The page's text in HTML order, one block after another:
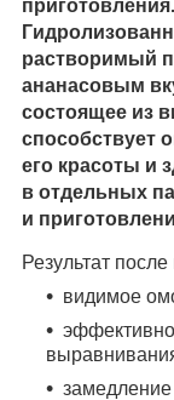
растворимый
ананасовым
состоящее из
способствует
его красоты и
в отдельных
и
Результат
видимое
замедление